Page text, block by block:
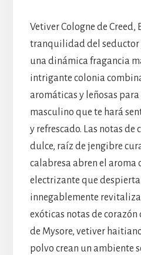
Vetiver Cologne de Creed,
tranquilidad del seductor
una dinámica fragancia
intrigante colonia
aromáticas y leñosas
masculino que te hará
y refrescado. Las notas
dulce, raíz de jengibre
calabresa abren el aroma
electrizante que despierta
innegablemente
exóticas notas de corazón
de Mysore, vetiver
polvo crean un ambiente